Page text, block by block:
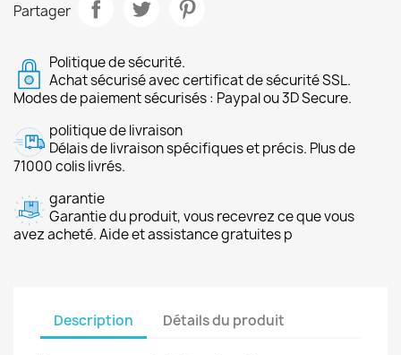
Partager
Politique de sécurité.
Achat sécurisé avec certificat de sécurité SSL.
Modes de paiement sécurisés : Paypal ou 3D Secure.
politique de livraison
Délais de livraison spécifiques et précis. Plus de
71000 colis livrés.
garantie
Garantie du produit, vous recevrez ce que vous
avez acheté. Aide et assistance gratuites p
Description Détails du produit